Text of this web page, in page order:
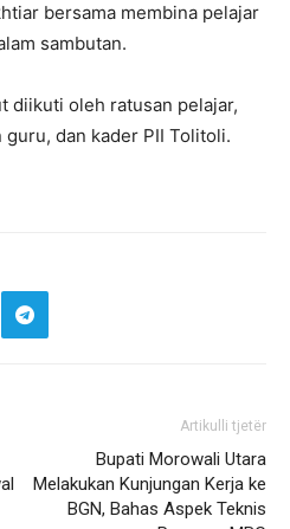
bersama membina pelajar
sambutan.
diikuti oleh ratusan pelajar,
dan kader PII Tolitoli.
Artikulli tjetër
Bupati Morowali Utara
Melakukan Kunjungan Kerja ke
BGN, Bahas Aspek Teknis